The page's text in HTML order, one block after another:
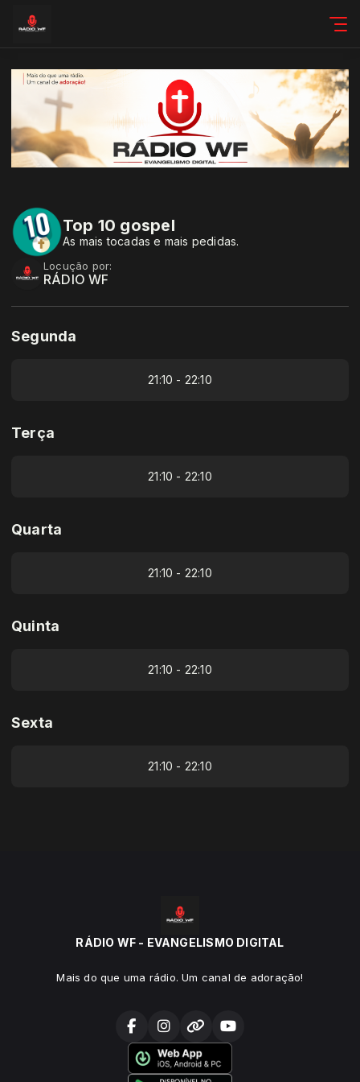
Top 10 gospel
As mais tocadas e mais pedidas.
Locução por:
RÁDIO WF
Segunda
21:10 - 22:10
Terça
21:10 - 22:10
Quarta
21:10 - 22:10
Quinta
21:10 - 22:10
Sexta
21:10 - 22:10
RÁDIO WF - EVANGELISMO DIGITAL
Mais do que uma rádio. Um canal de adoração!